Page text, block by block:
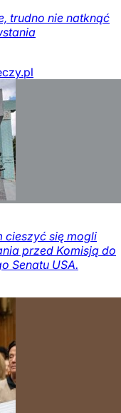
trudno nie natknąć
cieszyć się mogli
przed Komisją do
Senatu USA.